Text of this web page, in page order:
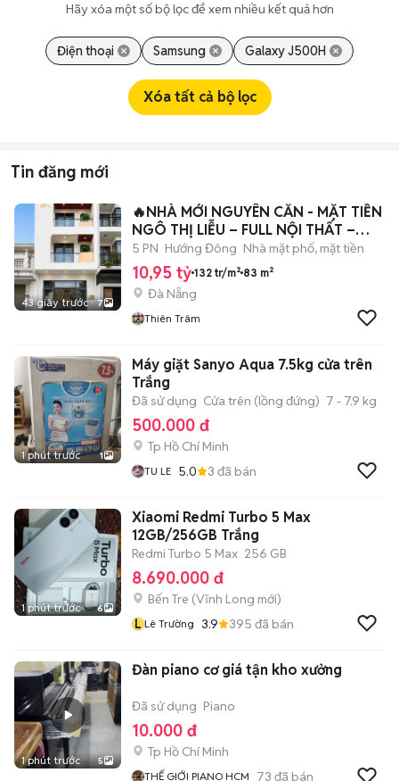
Hãy xóa một số bộ lọc để xem nhiều kết quả hơn
Điện thoại Samsung Galaxy J500H
Xóa tất cả bộ lọc
Tin đăng mới
43 giây trước 7
🔥NHÀ MỚI NGUYÊN CĂN - MẶT TIỀN
NGÔ THỊ LIỄU – FULL NỘI THẤT –
TRUNG
5 PN Hướng Đông Nhà mặt phố, mặt tiền
10,95 tỷ 132 tr/m² 83 m²
Đà Nẵng
Thiên Trâm
1 phút trước 1
Máy giặt Sanyo Aqua 7.5kg cửa trên
Trắng
Đã sử dụng Cửa trên (lồng đứng) 7 - 7.9 kg
500.000 đ
Tp Hồ Chí Minh
TU LE 5.0 3 đã bán
1 phút trước 6
Xiaomi Redmi Turbo 5 Max
12GB/256GB Trắng
Redmi Turbo 5 Max 256 GB
8.690.000 đ
Bến Tre (Vĩnh Long mới)
L Lê Trường 3.9 395 đã bán
1 phút trước 5
Đàn piano cơ giá tận kho xưởng
Đã sử dụng Piano
10.000 đ
Tp Hồ Chí Minh
THẾ GIỚI PIANO HCM 73 đã bán